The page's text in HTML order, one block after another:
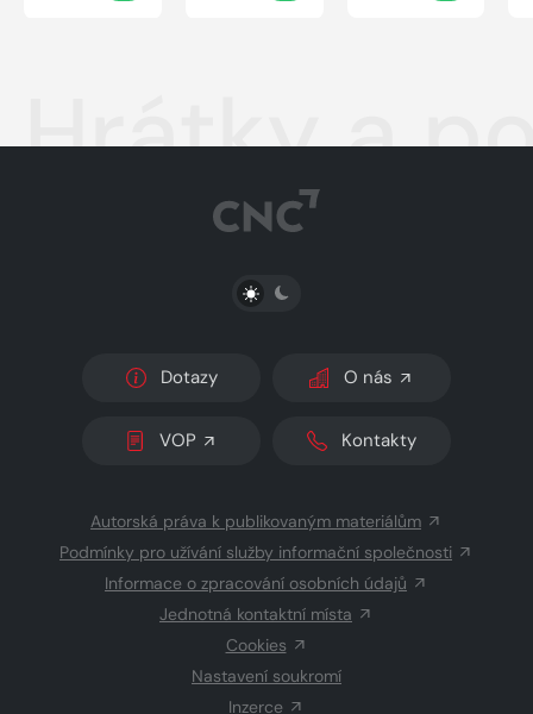
Hrátky a
PŘEPNOUT SVĚTLÝ/TMAVÝ REŽIM
Dotazy O nás
VOP Kontakty
Autorská práva k publikovaným materiálům
Podmínky pro užívání služby informační společnosti
Informace o zpracování osobních údajů
Jednotná kontaktní místa
Cookies
Nastavení soukromí
Inzerce